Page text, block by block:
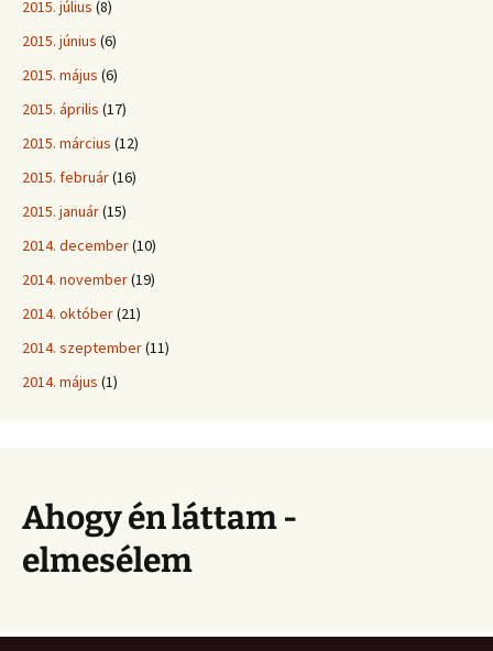
2015. július (8)
2015. június (6)
2015. május (6)
2015. április (17)
2015. március (12)
2015. február(16)
2015. január(15)
2014. december(10)
2014. november(19)
2014. október(21)
2014. szeptember(11)
2014. május (1)
Ahogy én láttam -
elmesélem